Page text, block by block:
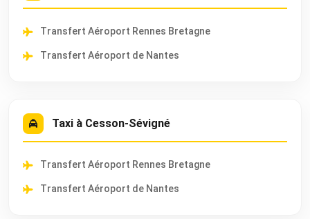
Transfert Aéroport Rennes Bretagne
Transfert Aéroport de Nantes
Taxi à Cesson-Sévigné
Transfert Aéroport Rennes Bretagne
Transfert Aéroport de Nantes